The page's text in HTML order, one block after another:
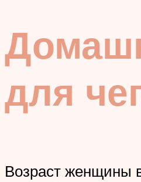
для
Возраст женщины